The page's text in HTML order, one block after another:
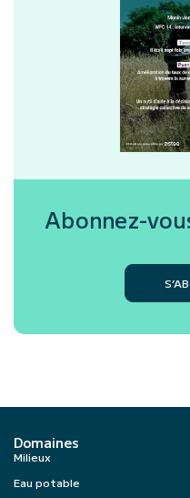
Abonnez-
Domaines
Milieux
Eau potable